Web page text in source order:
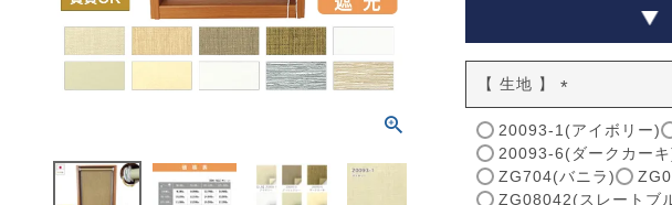
【 生地 】
(
必
須
)
20093-1(アイボリー)
20093-6(ダークカー
ZG704(バニラ)
ZG08042(スレートブ